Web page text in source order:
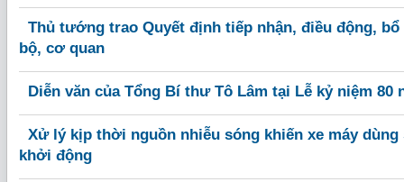
Thủ tướng trao Quyết định tiếp nhận, điều động, bổ
bộ, cơ quan
Diễn văn của Tổng Bí thư Tô Lâm tại Lễ kỷ niệm 80
Xử lý kịp thời nguồn nhiễu sóng khiến xe máy dùng
khởi động